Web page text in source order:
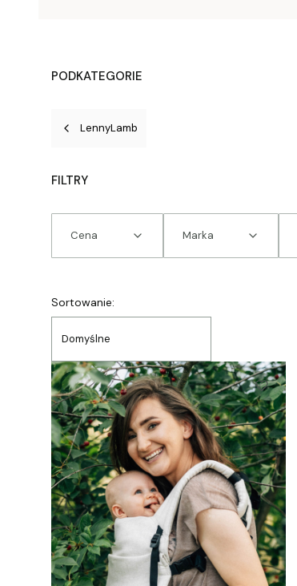
PODKATEGORIE
LennyLamb
FILTRY
Cena Marka
Lista produktów
Sortowanie:
Domyślne